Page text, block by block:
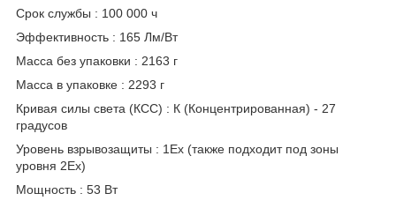
Срок службы : 100 000 ч
Эффективность : 165 Лм/Вт
Масса без упаковки : 2163 г
Масса в упаковке : 2293 г
Кривая силы света (КСС) : К (Концентрированная) - 27
градусов
Уровень взрывозащиты : 1Ex (также подходит под зоны
уровня 2Ex)
Мощность : 53 Вт